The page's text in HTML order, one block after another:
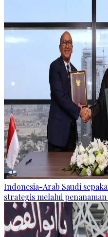
Indonesia-Arab Saudi
strategis melalui